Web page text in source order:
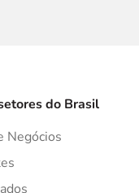
do Brasil
Negócios